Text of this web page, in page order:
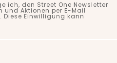
ich, den Street One Newsletter
und Aktionen per E-Mail
Diese Einwilligung kann